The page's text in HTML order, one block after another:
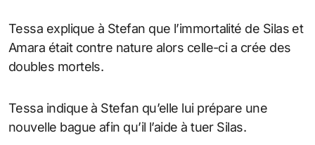
Tessa explique à Stefan que l’immortalité de Silas et
Amara était contre nature alors celle-ci a crée des
doubles mortels.
Tessa indique à Stefan qu’elle lui prépare une
nouvelle bague afin qu’il l’aide à tuer Silas.